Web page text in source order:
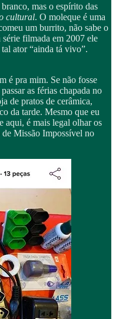
mas o espírito das
cultural. O moleque é uma
um burrito, não sabe o
série filmada em 2007 ele
ator “ainda tá vivo”.
é pra mim. Se não fosse
as férias chapada no
de pratos de cerâmica,
da tarde. Mesmo que eu
aqui, é mais legal olhar os
Missão Impossível no